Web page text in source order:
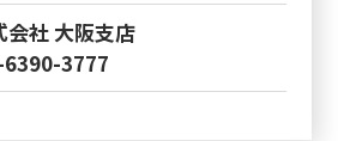
会社 大阪支店
3777